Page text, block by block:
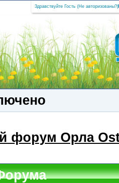
Здравствуйте Гость (Не авторизованы?
форум Орла